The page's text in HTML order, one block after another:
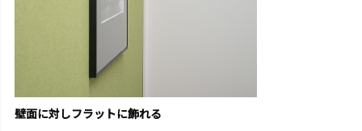
壁面に対しフラットに飾れる